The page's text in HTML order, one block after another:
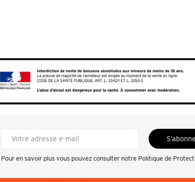
Pour en savoir plus vous pouvez consulter notre Politique de